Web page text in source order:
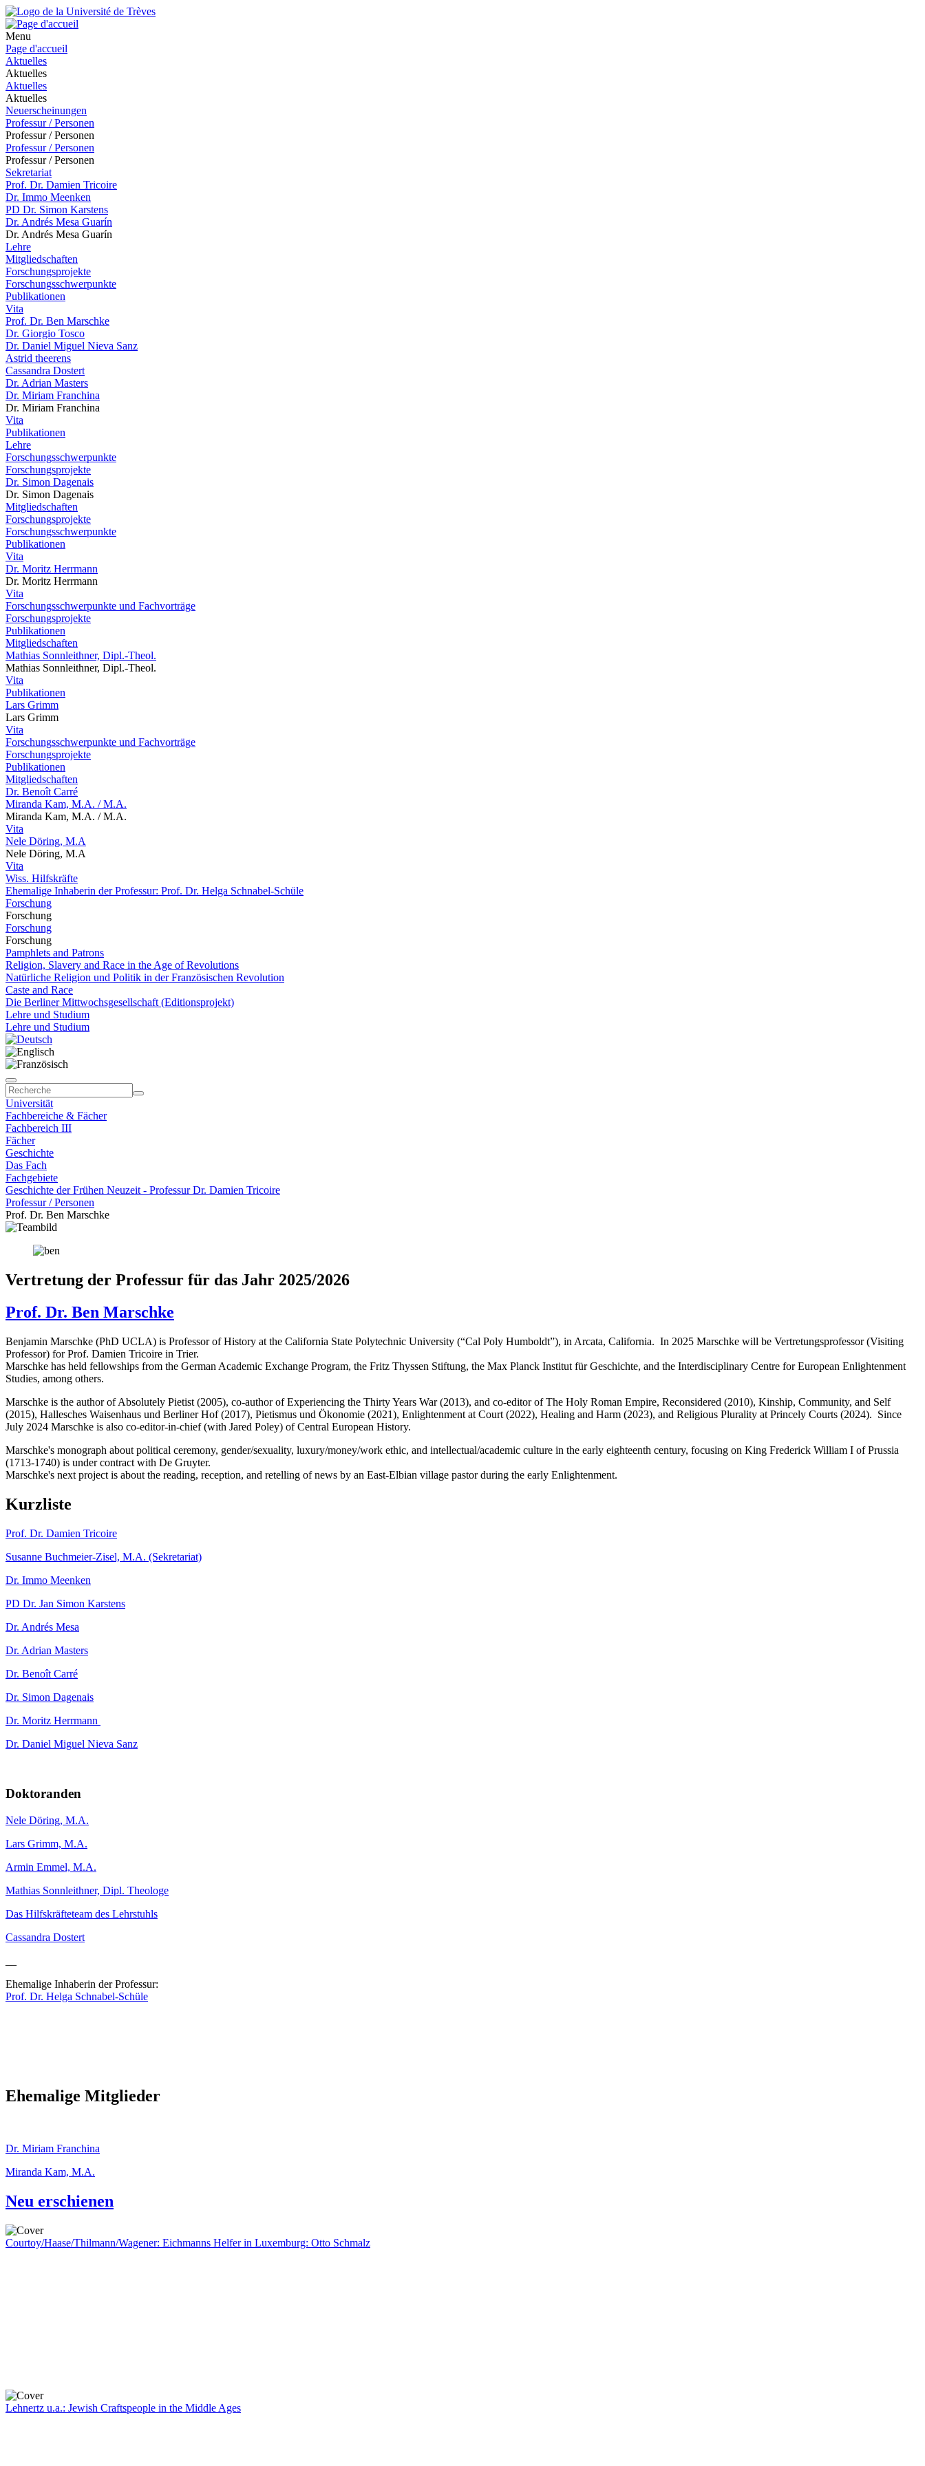
Menu
Page d'accueil
Aktuelles
Aktuelles
Aktuelles
Aktuelles
Neuerscheinungen
Professur / Personen
Professur / Personen
Professur / Personen
Professur / Personen
Sekretariat
Prof. Dr. Damien Tricoire
Dr. Immo Meenken
PD Dr. Simon Karstens
Dr. Andrés Mesa Guarín
Dr. Andrés Mesa Guarín
Lehre
Mitgliedschaften
Forschungsprojekte
Forschungsschwerpunkte
Publikationen
Vita
Prof. Dr. Ben Marschke
Dr. Giorgio Tosco
Dr. Daniel Miguel Nieva Sanz
Astrid theerens
Cassandra Dostert
Dr. Adrian Masters
Dr. Miriam Franchina
Dr. Miriam Franchina
Vita
Publikationen
Lehre
Forschungsschwerpunkte
Forschungsprojekte
Dr. Simon Dagenais
Dr. Simon Dagenais
Mitgliedschaften
Forschungsprojekte
Forschungsschwerpunkte
Publikationen
Vita
Dr. Moritz Herrmann
Dr. Moritz Herrmann
Vita
Forschungsschwerpunkte und Fachvorträge
Forschungsprojekte
Publikationen
Mitgliedschaften
Mathias Sonnleithner, Dipl.-Theol.
Mathias Sonnleithner, Dipl.-Theol.
Vita
Publikationen
Lars Grimm
Lars Grimm
Vita
Forschungsschwerpunkte und Fachvorträge
Forschungsprojekte
Publikationen
Mitgliedschaften
Dr. Benoît Carré
Miranda Kam, M.A. / M.A.
Miranda Kam, M.A. / M.A.
Vita
Nele Döring, M.A
Nele Döring, M.A
Vita
Wiss. Hilfskräfte
Ehemalige Inhaberin der Professur: Prof. Dr. Helga Schnabel-Schüle
Forschung
Forschung
Forschung
Forschung
Pamphlets and Patrons
Religion, Slavery and Race in the Age of Revolutions
Natürliche Religion und Politik in der Französischen Revolution
Caste and Race
Die Berliner Mittwochsgesellschaft (Editionsprojekt)
Lehre und Studium
Lehre und Studium
Universität
Fachbereiche & Fächer
Fachbereich III
Fächer
Geschichte
Das Fach
Fachgebiete
Geschichte der Frühen Neuzeit - Professur Dr. Damien Tricoire
Professur / Personen
Prof. Dr. Ben Marschke
Vertretung der Professur für das Jahr 2025/2026
Prof. Dr. Ben Marschke
Benjamin Marschke (PhD UCLA) is Professor of History at the California State Polytechnic University (“Cal Poly Humboldt”), in Arcata, California. In 2025 Marschke will be Vertretungsprofessor (Visiting
Professor) for Prof. Damien Tricoire in Trier.
Marschke has held fellowships from the German Academic Exchange Program, the Fritz Thyssen Stiftung, the Max Planck Institut für Geschichte, and the Interdisciplinary Centre for European Enlightenment
Studies, among others.
Marschke is the author of Absolutely Pietist (2005), co-author of Experiencing the Thirty Years War (2013), and co-editor of The Holy Roman Empire, Reconsidered (2010), Kinship, Community, and Self
(2015), Hallesches Waisenhaus und Berliner Hof (2017), Pietismus und Ökonomie (2021), Enlightenment at Court (2022), Healing and Harm (2023), and Religious Plurality at Princely Courts (2024). Since
July 2024 Marschke is also co-editor-in-chief (with Jared Poley) of Central European History.
Marschke's monograph about political ceremony, gender/sexuality, luxury/money/work ethic, and intellectual/academic culture in the early eighteenth century, focusing on King Frederick William I of Prussia
(1713-1740) is under contract with De Gruyter.
Marschke's next project is about the reading, reception, and retelling of news by an East-Elbian village pastor during the early Enlightenment.
Kurzliste
Prof. Dr. Damien Tricoire
Susanne Buchmeier-Zisel, M.A. (Sekretariat)
Dr. Immo Meenken
PD Dr. Jan Simon Karstens
Dr. Andrés Mesa
Dr. Adrian Masters
Dr. Benoît Carré
Dr. Simon Dagenais
Dr. Moritz Herrmann
Dr. Daniel Miguel Nieva Sanz
Doktoranden
Nele Döring, M.A.
Lars Grimm, M.A.
Armin Emmel, M.A.
Mathias Sonnleithner, Dipl. Theologe
Das Hilfskräfteteam des Lehrstuhls
Cassandra Dostert
Ehemalige Inhaberin der Professur:
Prof. Dr. Helga Schnabel-Schüle
Ehemalige Mitglieder
Dr. Miriam Franchina
Miranda Kam, M.A.
Neu erschienen
Courtoy/Haase/Thilmann/Wagener: Eichmanns Helfer in Luxemburg: Otto Schmalz
Lehnertz u.a.: Jewish Craftspeople in the Middle Ages